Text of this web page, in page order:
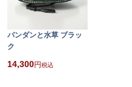
パンダンと水草 ブラッ
ク
14,300 税込